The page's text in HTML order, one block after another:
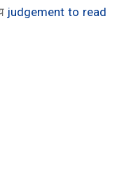
judgement to read